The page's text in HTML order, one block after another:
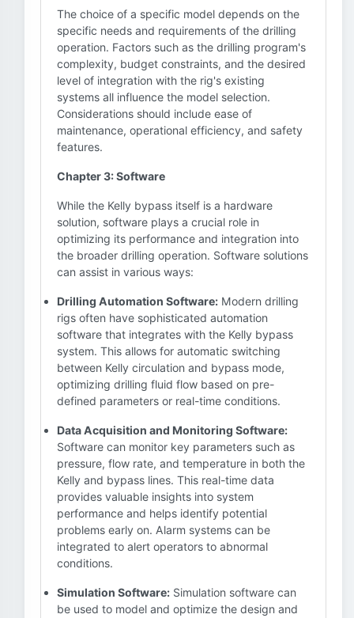
The choice of a specific model depends on the
specific needs and requirements of the drilling
operation. Factors such as the drilling program's
complexity, budget constraints, and the desired
level of integration with the rig's existing
systems all influence the model selection.
Considerations should include ease of
maintenance, operational efficiency, and safety
features.
Chapter 3: Software
While the Kelly bypass itself is a hardware
solution, software plays a crucial role in
optimizing its performance and integration into
the broader drilling operation. Software solutions
can assist in various ways:
Drilling Automation Software: Modern drilling
rigs often have sophisticated automation
software that integrates with the Kelly bypass
system. This allows for automatic switching
between Kelly circulation and bypass mode,
optimizing drilling fluid flow based on pre-
defined parameters or real-time conditions.
Data Acquisition and Monitoring Software:
Software can monitor key parameters such as
pressure, flow rate, and temperature in both the
Kelly and bypass lines. This real-time data
provides valuable insights into system
performance and helps identify potential
problems early on. Alarm systems can be
integrated to alert operators to abnormal
conditions.
Simulation Software: Simulation software can
be used to model and optimize the design and